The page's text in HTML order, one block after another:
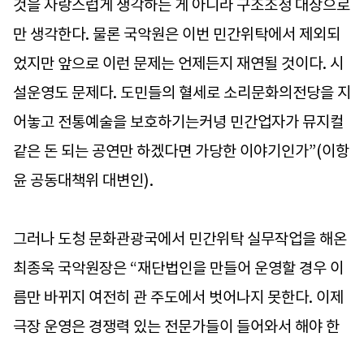
것을 자랑스럽게 생각하는 게 아니라 구조조정 대상으로
만 생각한다. 물론 국악원은 이번 민간위탁에서 제외되
었지만 앞으로 이런 문제는 언제든지 재연될 것이다. 시
설운영도 문제다. 도민들의 혈세로 소리문화의전당을 지
어놓고 전통예술을 보호하기는커녕 민간업자가 뮤지컬
같은 돈 되는 공연만 하겠다면 가당한 이야기인가”(이항
윤 공동대책위 대변인).
그러나 도청 문화관광국에서 민간위탁 실무작업을 해온
최종욱 국악원장은 “재단법인을 만들어 운영할 경우 이
름만 바뀌지 여전히 관 주도에서 벗어나지 못한다. 이제
극장 운영은 경쟁력 있는 전문가들이 들어와서 해야 한